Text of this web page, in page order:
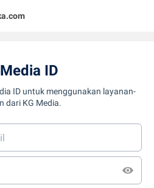
ID
ID untuk menggunakan layanan-
dari KG Media.